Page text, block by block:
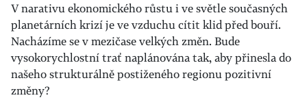
V narativu ekonomického růstu i ve světle současných
planetárních krizí je ve vzduchu cítit klid před bouří.
Nacházíme se v mezičase velkých změn. Bude
vysokorychlostní trať naplánována tak, aby přinesla do
našeho strukturálně postiženého regionu pozitivní
změny?